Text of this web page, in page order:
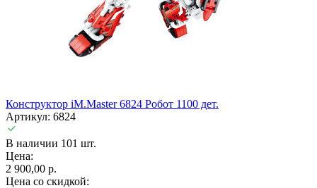
Конструктор iM.Master 6824 Робот 1100 дет.
Артикул: 6824
В наличии 101 шт.
Цена:
2 900,00 р.
Цена со скидкой: